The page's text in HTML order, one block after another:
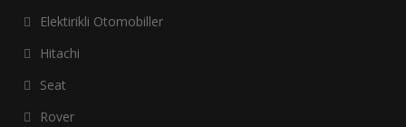
Elektirikli Otomobiller
Hitachi
Seat
Rover